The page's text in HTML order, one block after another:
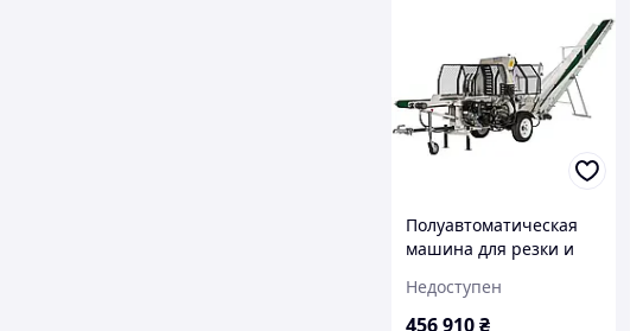
Полуавтоматическая
машина для резки и
SSA500ZH-PRO,
гидравлический
Недоступен
456 910₴